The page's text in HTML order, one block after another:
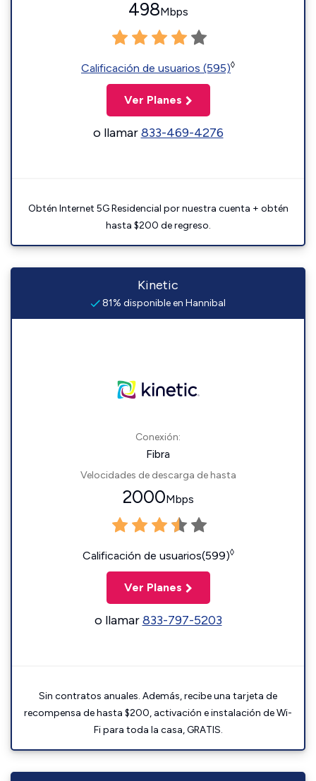
498Mbps
Calificación de usuarios (595)◊
Ver Planes
o llamar833-469-4276
Obtén Internet 5G Residencial por nuestra cuenta + obtén
hasta $200 de regreso.
Kinetic
81% disponible en Hannibal
Conexión:
Fibra
Velocidades de descarga de hasta
2000Mbps
Calificación de usuarios(599)◊
Ver Planes
o llamar833-797-5203
Sin contratos anuales. Además, recibe una tarjeta de
recompensa de hasta $200, activación e instalación de Wi-
Fi para toda la casa, GRATIS.